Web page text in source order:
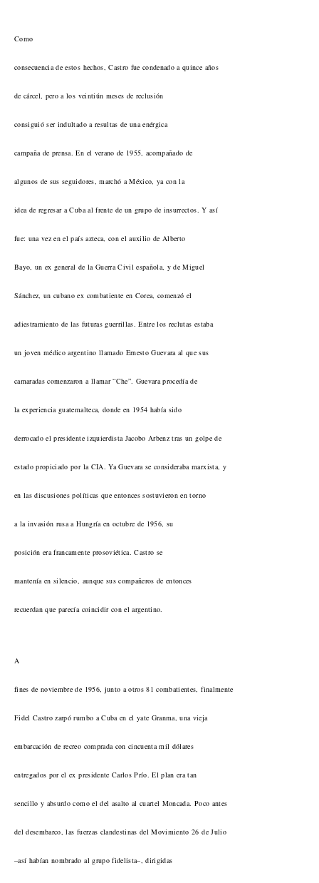
Como
consecuencia de estos hechos, Castro fue condenado a quince años
de cárcel, pero a los veintiún meses de reclusión
consiguió ser indultado a resultas de una enérgica
campaña de prensa. En el verano de 1955, acompañado de
algunos de sus seguidores, marchó a México, ya con la
idea de regresar a Cuba al frente de un grupo de insurrectos. Y así
fue: una vez en el país azteca, con el auxilio de Alberto
Bayo, un ex general de la Guerra Civil española, y de Miguel
Sánchez, un cubano ex combatiente en Corea, comenzó el
adiestramiento de las futuras guerrillas. Entre los reclutas estaba
un joven médico argentino llamado Ernesto Guevara al que sus
camaradas comenzaron a llamar “Che”. Guevara procedía de
la experiencia guatemalteca, donde en 1954 había sido
derrocado el presidente izquierdista Jacobo Arbenz tras un golpe de
estado propiciado por la CIA. Ya Guevara se consideraba marxista, y
en las discusiones políticas que entonces sostuvieron en torno
a la invasión rusa a Hungría en octubre de 1956, su
posición era francamente prosoviética. Castro se
mantenía en silencio, aunque sus compañeros de entonces
recuerdan que parecía coincidir con el argentino.
A
fines de noviembre de 1956, junto a otros 81 combatientes, finalmente
Fidel Castro zarpó rumbo a Cuba en el yate Granma, una vieja
embarcación de recreo comprada con cincuenta mil dólares
entregados por el ex presidente Carlos Prío. El plan era tan
sencillo y absurdo como el del asalto al cuartel Moncada. Poco antes
del desembarco, las fuerzas clandestinas del Movimiento 26 de Julio
–así habían nombrado al grupo fidelista–, dirigidas